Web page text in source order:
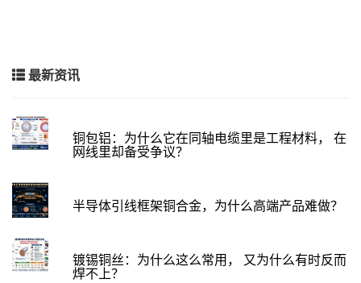
最新资讯
铜包铝：为什么它在同轴电缆里是工程材料， 在
网线里却备受争议？
半导体引线框架铜合金，为什么高端产品难做？
镀锡铜丝：为什么这么常用， 又为什么有时反而
焊不上？